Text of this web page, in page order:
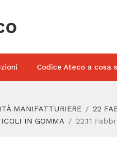
Codice Ateco a cosa
MANIFATTURIERE
22
IN GOMMA
22.11